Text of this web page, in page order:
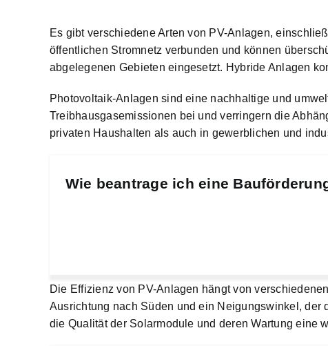
Es gibt verschiedene Arten von PV-Anlagen,
öffentlichen Stromnetz verbunden und können
abgelegenen Gebieten eingesetzt. Hybride Anlagen
Photovoltaik-Anlagen sind eine nachhaltige und
Treibhausgasemissionen bei und verringern die
privaten Haushalten als auch in gewerblichen und
Wie beantrage ich eine
Die Effizienz von PV-Anlagen hängt von
Ausrichtung nach Süden und ein Neigungswinkel,
die Qualität der Solarmodule und deren Wartung eine